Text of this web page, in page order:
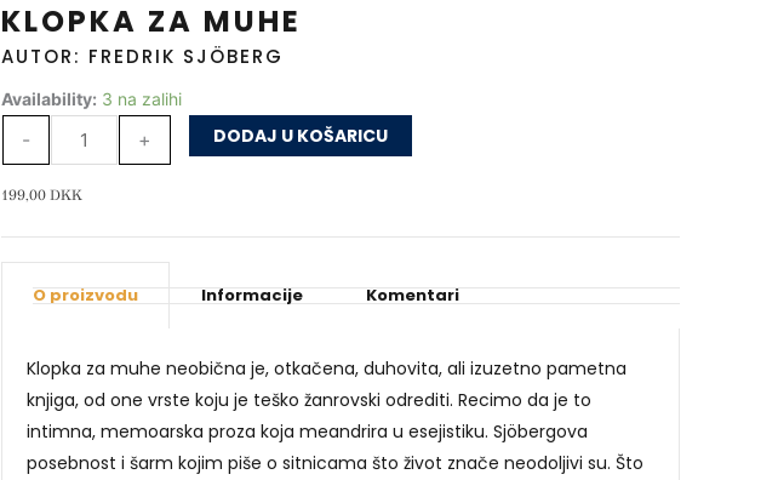
KLOPKA ZA MUHE
AUTOR: FREDRIK SJÖBERG
Availability: 3 na zalihi
-
Klopka
muhe
količina
+ DODAJ U KOŠARICU
199,00DKK
O proizvodu Informacije Komentari
Klopka za muhe neobična je, otkačena, duhovita, ali izuzetno pametna
knjiga, od one vrste koju je teško žanrovski odrediti. Recimo da je to
intimna, memoarska proza koja meandrira u esejistiku. Sjöbergova
posebnost i šarm kojim piše o sitnicama što život znače neodoljivi su. Što